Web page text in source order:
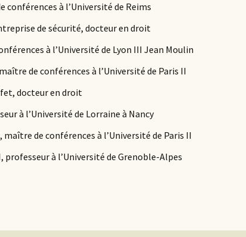
conférences à l’Université de Reims
de sécurité, docteur en droit
à l’Université de Lyon III Jean Moulin
de conférences à l’Université de Paris II
docteur en droit
à l’Université de Lorraine à Nancy
maître de conférences à l’Université de Paris II
professeur à l’Université de Grenoble-Alpes